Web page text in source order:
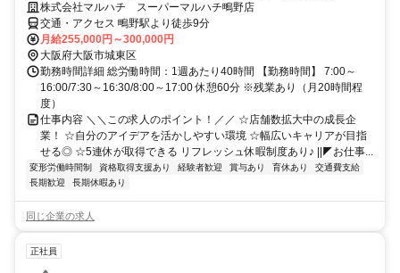
株式会社マルハチ スーパーマルハチ鴫野店
交通・アクセス 鴫野駅より徒歩9分
月給255,000円～300,000円
大阪府大阪市城東区
勤務時間詳細 総労働時間：1週あたり40時間 【勤務時間】 7:00～
16:00/7:30～16:30/8:00～17:00 休憩60分 ※残業あり（月20時間程
度）
仕事内容 ＼＼この求人のポイント！／／ ☆店舗数拡大中の成長企
業！ ☆自分のアイデアを活かしやすい環境 ☆幅広いキャリアが目指
せる◎ ☆5連休が取得できる リフレッシュ休暇制度あり♪ ||◤お仕事...
変形労働時間制 資格取得支援あり 経験者歓迎 賞与あり 育休あり
交通費支給
長期歓迎
長期休暇あり
同じ企業の求人
正社員